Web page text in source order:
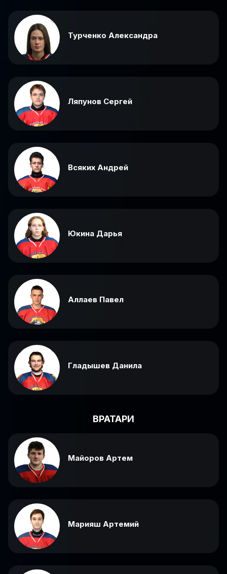
Турченко Александра
Ляпунов Сергей
Всяких Андрей
Юкина Дарья
Аллаев Павел
Гладышев Данила
ВРАТАРИ
Майоров Артем
Марияш Артемий